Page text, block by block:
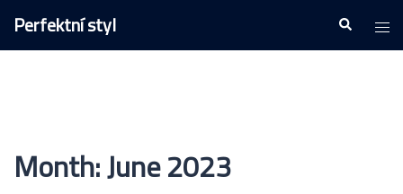
Skip
content
Perfektní styl Search
Month:June 2023